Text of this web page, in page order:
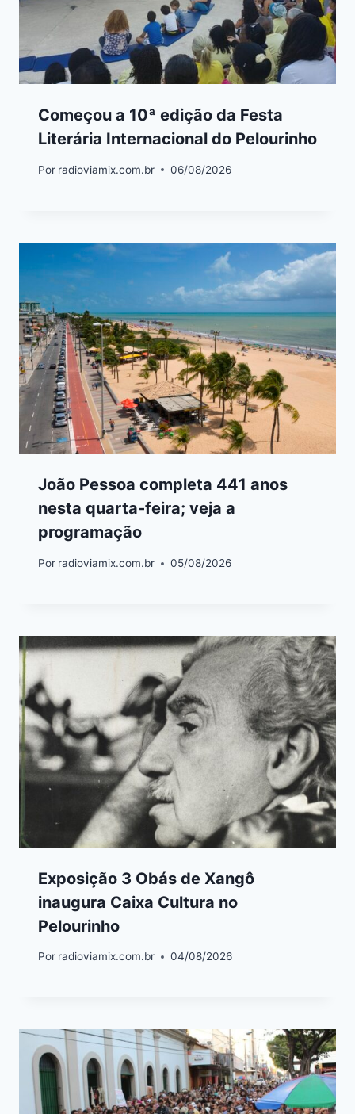
Começou a 10ª edição da Festa
Literária Internacional do Pelourinho
Por radioviamix.com.br 06/08/2026
João Pessoa completa 441 anos
nesta quarta-feira; veja a
programação
Por radioviamix.com.br 05/08/2026
Exposição 3 Obás de Xangô
inaugura Caixa Cultura no
Pelourinho
Por radioviamix.com.br 04/08/2026